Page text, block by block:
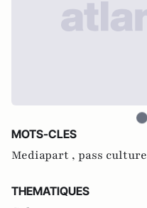
MOTS-CLES
Mediapart , pass culture
THEMATIQUES